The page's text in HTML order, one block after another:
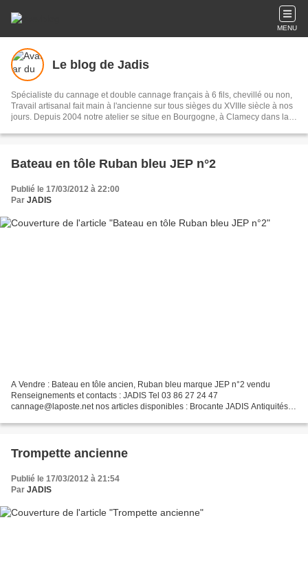
MENU
Le blog de Jadis
Spécialiste du cannage et double cannage français à 6 fils, chevillé ou non,
Travail artisanal fait main à l'ancienne sur tous sièges du XVIIIe siècle à nos
jours. Depuis 2004 notre atelier se situe en Bourgogne, à Clamecy dans la
tapissiers, antiquaires, décorateurs. A bientôt et bonne visite du Blog de
Bateau en tôle Ruban bleu JEP n°2
Publié le 17/03/2012 à 22:00
Par JADIS
A Vendre : Bateau en tôle ancien, Ruban bleu marque JEP n°2 vendu
Renseignements et contacts : JADIS Tel 03 86 27 24 47
cannage@laposte.net nos articles disponibles : Brocante JADIS Antiquités
Trompette ancienne
Publié le 17/03/2012 à 21:54
Par JADIS